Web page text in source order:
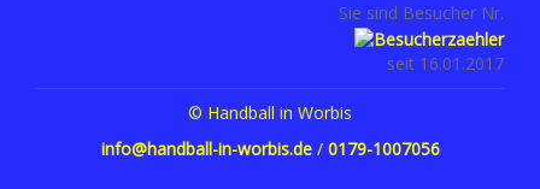
Sie sind Besucher Nr.
seit 16.01.2017
© Handball in Worbis
info@handball-in-worbis.de/ 0179-1007056